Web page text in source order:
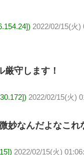
2022/02/15(火
守します！
2022/02/15(火)
妙なんだよなこ
2022/02/15(火)